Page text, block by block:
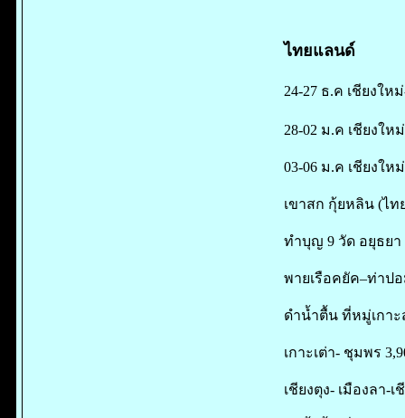
ไทยแลนด์
24-27 ธ.ค เชียงให
28-02 ม.ค เชียงให
03-06 ม.ค เชียงให
เขาสก กุ้ยหลิน (ไ
ทำบุญ 9 วัด อยุธยา
พายเรือคยัค–ท่าป
ดำน้ำตื้น ที่หมู่เกาะ
เกาะเต่า- ชุมพร
เชียงตุง- เมืองลา-เ